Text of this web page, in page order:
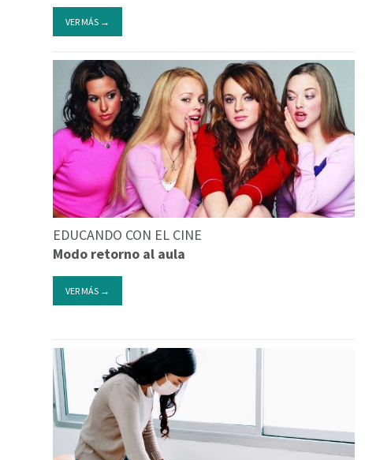
VER MÁS →
EDUCANDO CON EL CINE
Modo retorno al aula
VER MÁS →